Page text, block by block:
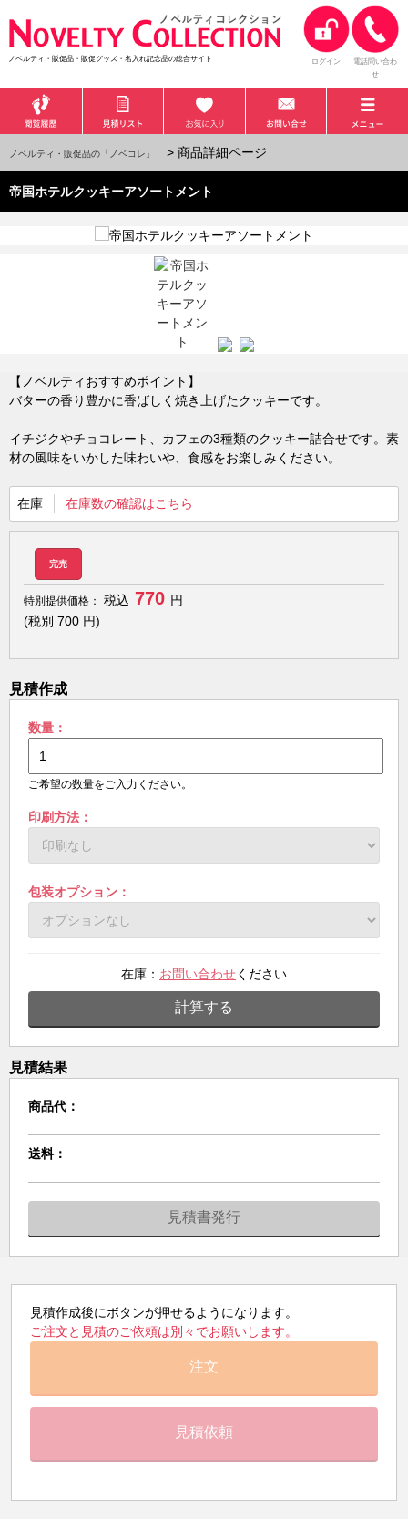
ノベルティ・販促品・販促グッズ・名入れ記念品の総合サイト ログイン
電話問い合わ
せ
ノベルティ・販促品の「ノベコレ」 > 商品詳細ページ
帝国ホテルクッキーアソートメント
【ノベルティおすすめポイント】
バターの香り豊かに香ばしく焼き上げたクッキーです。
イチジクやチョコレート、カフェの3種類のクッキー詰合せです。素
材の風味をいかした味わいや、食感をお楽しみください。
在庫 在庫数の確認はこちら
完売
特別提供価格： 税込 770 円
(税別 700 円)
見積作成
数量：
ご希望の数量をご入力ください。
印刷方法：
包装オプション：
在庫： お問い合わせください
計算する
見積結果
商品代：
送料：
見積書発行
見積作成後にボタンが押せるようになります。
ご注文と見積のご依頼は別々でお願いします。
注文
見積依頼